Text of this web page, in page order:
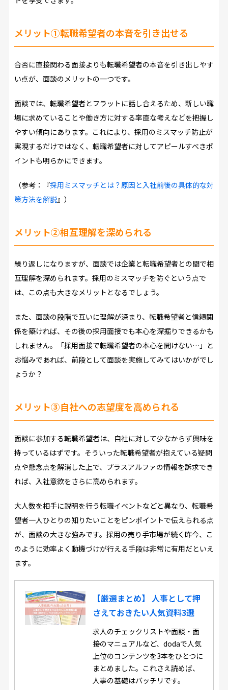
メリット①転職希望者の本音を引き出せる
合否に直接関わる面接よりも転職希望者の本音を引き出しやす
い点が、面談のメリットの一つです。
面談では、転職希望者とフラットに話し合えるため、新しい職
場に求めていることや働き方に対する率直な考えなどを把握し
やすい傾向にあります。これにより、採用のミスマッチ防止が
実現するだけではなく、転職希望者に対してアピールすべきポ
イントも明らかにできます。
（参考：『採用ミスマッチとは？原因と入社前後の具体的な対
策方法を解説』）
メリット②相互理解を深められる
繰り返しになりますが、面談では企業と転職希望者との間で相
互理解を深められます。採用のミスマッチを防ぐという点で
は、この点も大きなメリットとなるでしょう。
また、面談の段階で互いに理解が深まり、転職希望者と信頼関
係を築ければ、その後の採用面接でも本心を深掘りできるかも
しれません。「採用面接で転職希望者の本心を聞けない…」と
お悩みであれば、前段として面談を実施してみてはいかがでし
ょうか？
メリット③自社への志望度を高められる
面談に参加する転職希望者は、自社に対して少なからず興味を
持っているはずです。そういった転職希望者が抱えている疑問
点や懸念点を解消した上で、プラスアルファの情報を訴求でき
れば、入社意欲をさらに高められます。
大人数を相手に説明を行う転職イベントなどと異なり、転職希
望者一人ひとりの知りたいことをピンポイントで伝えられる点
が、面談の大きな強みです。採用の売り手市場が続く昨今、こ
のように効率よく動機づけが行える手段は非常に有用だといえ
ます。
【厳選まとめ】 人事として押
さえておきたい人気資料3選
求人のチェックリストや面談・面
接のマニュアルなど、dodaで人気
上位のコンテンツを3本をひとつに
まとめました。これさえ読めば、
人事の基礎はバッチリです。